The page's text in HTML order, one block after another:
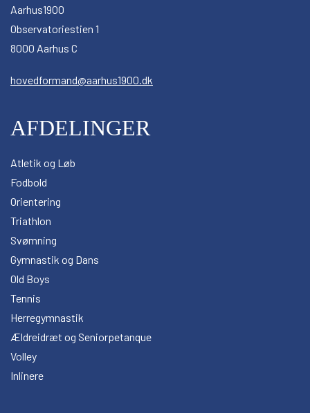
Aarhus1900
Observatoriestien 1
8000 Aarhus C
hovedformand@aarhus1900.dk
AFDELINGER
Atletik og Løb
Fodbold
Orientering
Triathlon
Svømning
Gymnastik og Dans
Old Boys
Tennis
Herregymnastik
Ældreidræt og Seniorpetanque
Volley
Inlinere